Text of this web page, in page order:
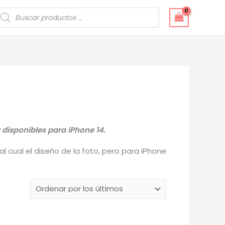
para iPhone 14.
cual el diseño de la foto, pero para iPhone